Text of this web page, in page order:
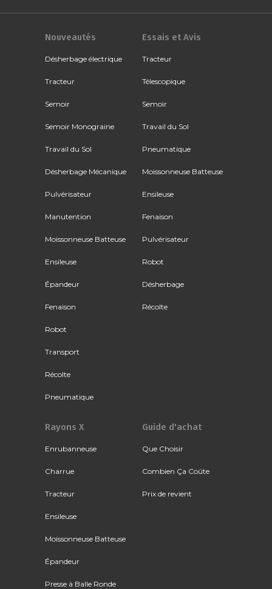
Nouveautés
Désherbage électrique
Tracteur
Semoir
Semoir Monograine
Travail du Sol
Désherbage Mécanique
Pulvérisateur
Manutention
Moissonneuse Batteuse
Ensileuse
Épandeur
Fenaison
Robot
Transport
Récolte
Pneumatique
Essais et Avis
Tracteur
Télescopique
Semoir
Travail du Sol
Pneumatique
Moissonneuse Batteuse
Ensileuse
Fenaison
Pulvérisateur
Robot
Désherbage
Récolte
Rayons X
Enrubanneuse
Charrue
Tracteur
Ensileuse
Moissonneuse Batteuse
Épandeur
Presse à Balle Ronde
Guide d'achat
Que Choisir
Combien Ça Coûte
Prix de revient